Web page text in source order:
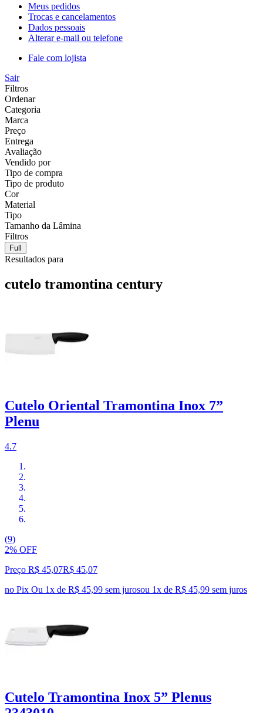
Meus pedidos
Trocas e cancelamentos
Dados pessoais
Alterar e-mail ou telefone
Fale com lojista
Sair
Filtros
Ordenar
Categoria
Marca
Preço
Entrega
Avaliação
Vendido por
Tipo de compra
Tipo de produto
Cor
Material
Tipo
Tamanho da Lâmina
Filtros
Full
Resultados para
cutelo tramontina century
Cutelo Oriental Tramontina Inox 7”
Plenu
4.7
(9)
2% OFF
Preço R$ 45,07R$ 45,07
no Pix Ou 1x de R$ 45,99 sem jurosou 1x de R$ 45,99 sem juros
Cutelo Tramontina Inox 5” Plenus